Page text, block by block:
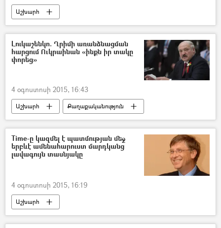
Աշխարհ
Լուկաշենկո. Ղրիմի առանձնացման
հարցում Ուկրաինան «ինքն իր տակը
փորեց»
4 օգոստոսի 2015, 16:43
Աշխարհ Քաղաքականություն
Time-ը կազմել է պատմության մեջ
երբևէ ամենահարուստ մարդկանց
լավագույն տասնյակը
4 օգոստոսի 2015, 16:19
Աշխարհ